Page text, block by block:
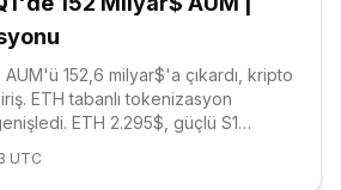
152,6 milyar$'a çıkardı, kripto
ETH tabanlı tokenizasyon
ETH 2.295$, güçlü S1
BTC/ETH/SOL için.
UTC